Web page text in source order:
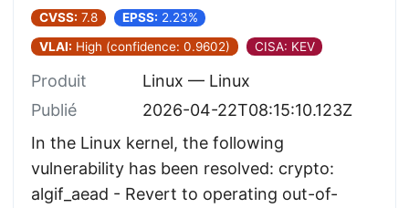
CVSS: 7.8 EPSS: 2.23%
VLAI: High (confidence: 0.9602) CISA: KEV
Produit
Linux — Linux
Publié
2026-04-22T08:15:10.123Z
In the Linux kernel, the following
vulnerability has been resolved: crypto:
algif_aead - Revert to operating out-of-